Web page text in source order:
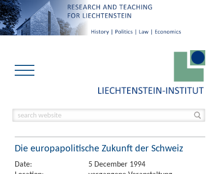
Die europapolitische Zukunft der Schweiz
Date:
5 December 1994